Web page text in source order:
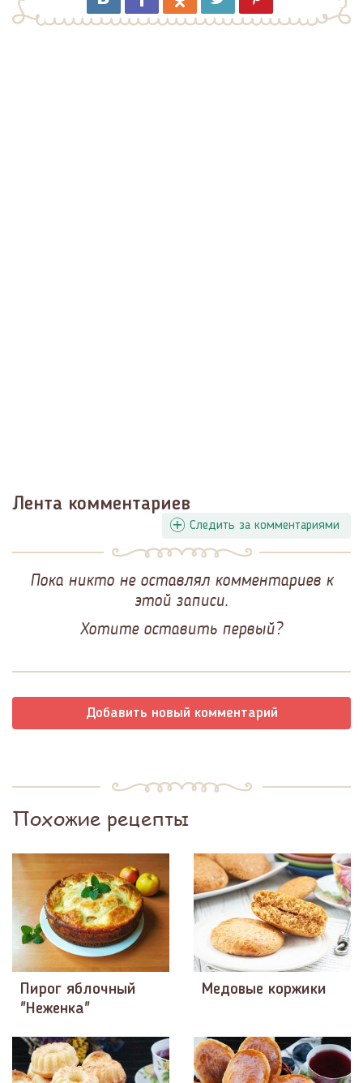
Лента комментариев
Следить за комментариями
Пока никто не оставлял комментариев к
этой записи.
Хотите оставить первый?
Добавить новый комментарий
Похожие рецепты
Пирог яблочный
"Неженка"
Медовые коржики